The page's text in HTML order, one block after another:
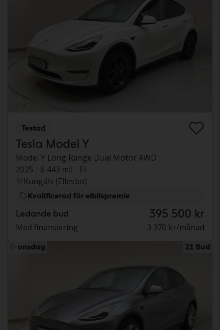
Testad
Tesla Model Y
Model Y Long Range Dual Motor AWD
2025
6 443 mil
El
Kungälv (Ellesbo)
Kvalificerad för elbilspremie
Ledande bud 395 500 kr
Med finansiering 3 370 kr/månad
onsdag 21 Bud